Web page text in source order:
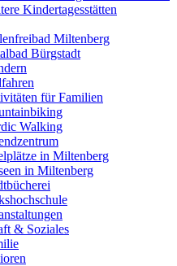
Kindertagesstätten
Miltenberg
Bürgstadt
für Familien
Walking
in Miltenberg
in Miltenberg
& Soziales